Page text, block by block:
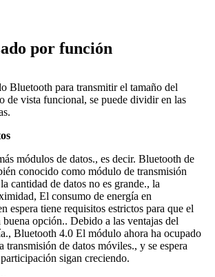
por función
Bluetooth para transmitir el tamaño del
de vista funcional, se puede dividir en las
módulos de datos., es decir. Bluetooth de
conocido como módulo de transmisión
cantidad de datos no es grande., la
El consumo de energía en
espera tiene requisitos estrictos para que el
opción.. Debido a las ventajas del
Bluetooth 4.0 El módulo ahora ha ocupado
transmisión de datos móviles., y se espera
sigan creciendo.